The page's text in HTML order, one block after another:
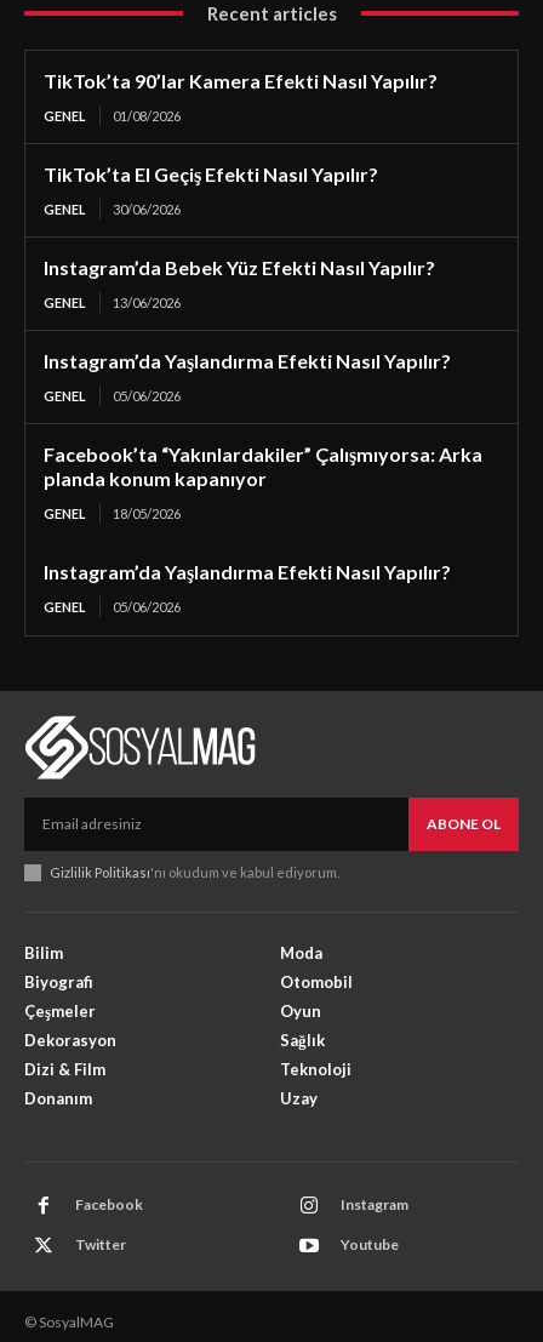
Recent articles
TikTok’ta 90’lar Kamera Efekti Nasıl Yapılır?
GENEL 01/08/2026
TikTok’ta El Geçiş Efekti Nasıl Yapılır?
GENEL 30/06/2026
Instagram’da Bebek Yüz Efekti Nasıl Yapılır?
GENEL 13/06/2026
Instagram’da Yaşlandırma Efekti Nasıl Yapılır?
GENEL 05/06/2026
Facebook’ta “Yakınlardakiler” Çalışmıyorsa: Arka
planda konum kapanıyor
GENEL 18/05/2026
Instagram’da Yaşlandırma Efekti Nasıl Yapılır?
GENEL 05/06/2026
ABONE OL
Gizlilik Politikası'nı okudum ve kabul ediyorum.
Bilim
Biyografi
Çeşmeler
Dekorasyon
Dizi & Film
Donanım
Moda
Otomobil
Oyun
Sağlık
Teknoloji
Uzay
Facebook Instagram
Twitter Youtube
© SosyalMAG